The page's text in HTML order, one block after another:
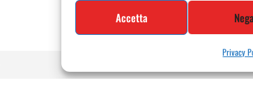
Accetta Nega
Privacy